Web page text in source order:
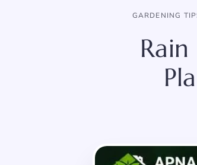
GARDENING